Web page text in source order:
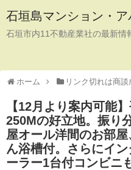
石垣島マンション・
石垣市内11不動産業社の最新情
ホーム リンク切れは商談
【12月より案内可能
250Mの好立地。振り
屋オール洋間のお部
ん浴槽付。さらにイ
ーラー1台付コンビニ